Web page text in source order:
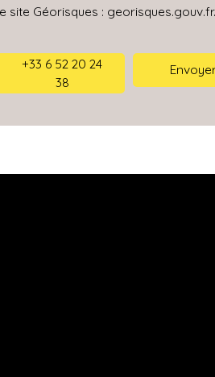
site Géorisques : georisques.gouv.fr.
+33 6 52 20 24
38